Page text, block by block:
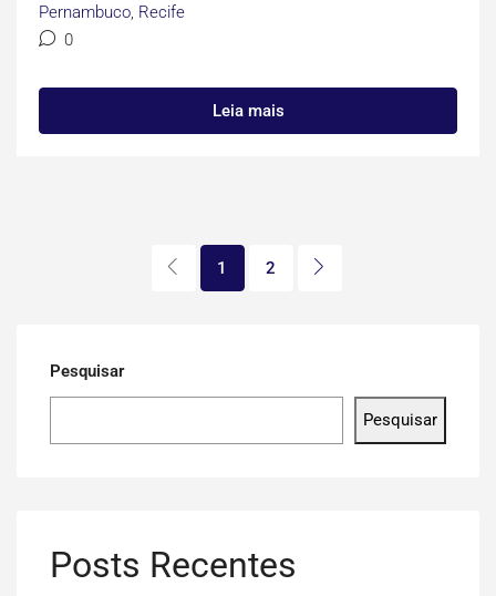
Pernambuco, Recife
0
Leia mais
1 2
Pesquisar
Pesquisar
Posts Recentes